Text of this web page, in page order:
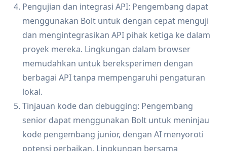
Pengujian dan integrasi API: Pengembang dapat
menggunakan Bolt untuk dengan cepat menguji
dan mengintegrasikan API pihak ketiga ke dalam
proyek mereka. Lingkungan dalam browser
memudahkan untuk bereksperimen dengan
berbagai API tanpa mempengaruhi pengaturan
lokal.
Tinjauan kode dan debugging: Pengembang
senior dapat menggunakan Bolt untuk meninjau
kode pengembang junior, dengan AI menyoroti
potensi perbaikan. Lingkungan bersama